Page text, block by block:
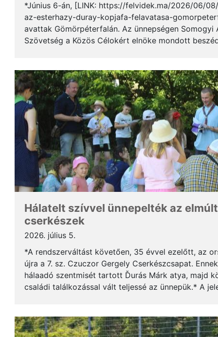
*Június 6-án, [LINK: https://felvidek.ma/2026/06/
az-esterhazy-duray-kopjafa-felavatasa-
avattak Gömörpéterfalán. Az ünnepségen
Szövetség a Közös Célokért elnöke mondott
Hálatelt szívvel ünnepelték az
cserkészek
2026. július 5.
*A rendszerváltást követően, 35 évvel ezelőtt, az
újra a 7. sz. Czuczor Gergely Cserkészcsapat.
hálaadó szentmisét tartott Ďurás Márk atya, majd
családi találkozással vált teljessé az ünnepük.* A